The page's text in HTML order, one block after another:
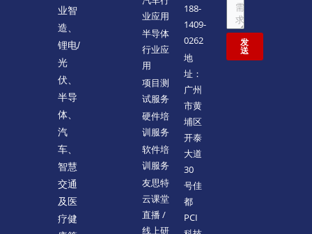
业智
造、
锂电/
光
伏、
半导
体、
汽
车、
智慧
交通
及医
疗健
业应用
半导体
行业应
用
项目测
试服务
硬件培
训服务
软件培
训服务
友思特
云课堂
直播 /
线上研
188-
1409-
0262
地
址：
广州
市黄
埔区
开泰
大道
30
号佳
都
PCI
发
送